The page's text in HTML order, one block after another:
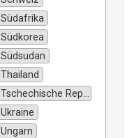
Südafrika
Südkorea
Südsudan
Thailand
Tschechische Republik
Ukraine
Ungarn